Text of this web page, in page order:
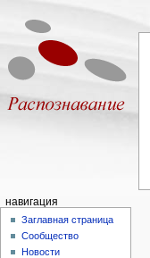
навигация
Заглавная страница
Сообщество
Новости